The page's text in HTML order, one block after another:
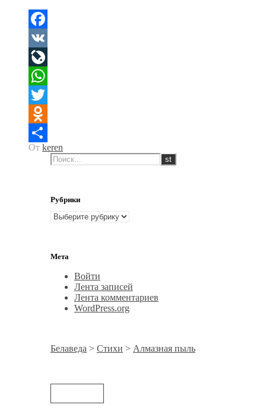
Facebook
VK
LiveJournal
WhatsApp
Twitter
Odnoklassniki
Отправить
От keren
Рубрики
Рубрики
Мета
Войти
Лента записей
Лента комментариев
WordPress.org
Белаведа > Стихи > Алмазная пыль